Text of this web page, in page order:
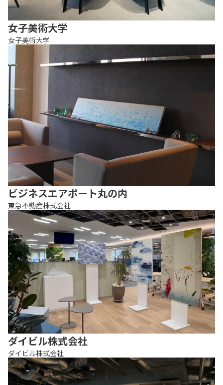
女子美術大学
女子美術大学
ビジネスエアポート丸の内
東急不動産株式会社
ダイビル株式会社
ダイビル株式会社